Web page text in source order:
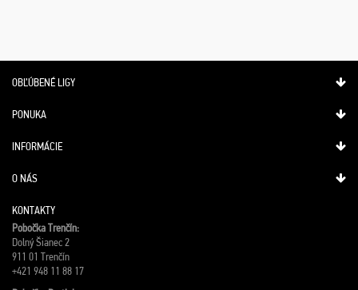
OBĽÚBENÉ LIGY
PONUKA
INFORMÁCIE
O NÁS
KONTAKTY
Pobočka Trenčín:
Dolný Šianec 2
911 01 Trenčín
+421 948 11 88 17